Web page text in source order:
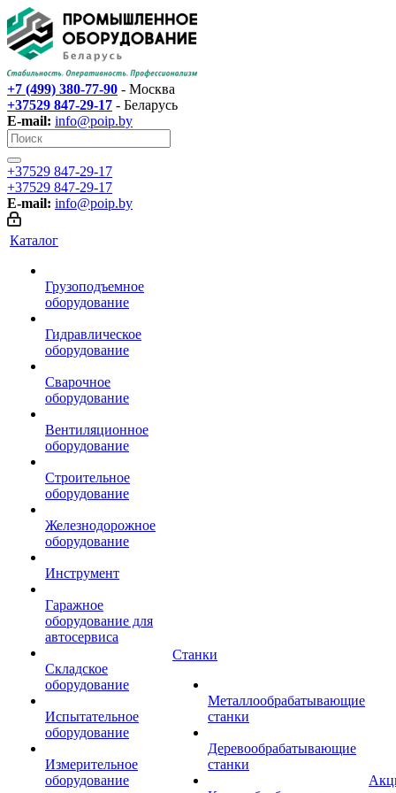
+7 (499) 380-77-90 - Москва
+37529 847-29-17‬ - Беларусь
E-mail: info@poip.by
+37529 847-29-17‬
+37529 847-29-17‬
E-mail: info@poip.by
Каталог
Грузоподъемное
оборудование
Гидравлическое
оборудование
Сварочное
оборудование
Вентиляционное
оборудование
Строительное
оборудование
Железнодорожное
оборудование
Инструмент
Гаражное
оборудование для
автосервиса
Складское
оборудование
Испытательное
оборудование
Измерительное
оборудование
Станки
Металлообрабатывающие
станки
Деревообрабатывающие
станки